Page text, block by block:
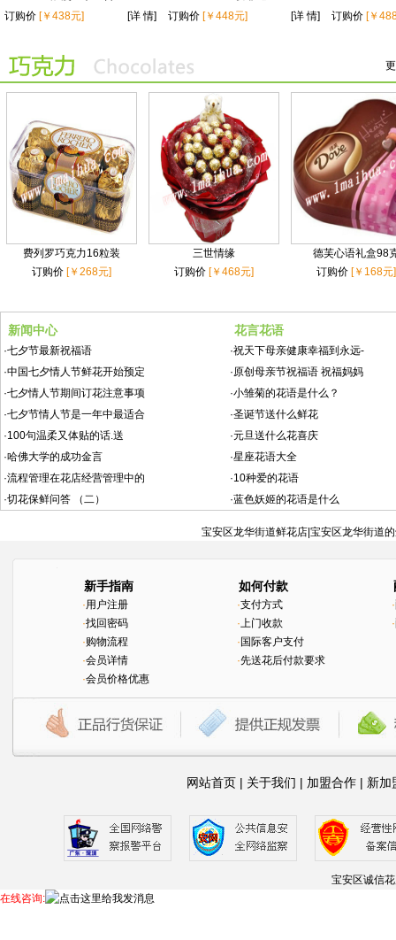
订购价 [￥438元] [详 情]
订购价 [￥448元] [详 情] 订购价 [￥
费列罗巧克力16粒装
订购价[￥268元]
三世情缘
订购价[￥468元]
德芙心语礼盒98
订购价[￥168元]
新闻中心
·七夕节最新祝福语
·中国七夕情人节鲜花开始预定
·七夕情人节期间订花注意事项
·七夕节情人节是一年中最适合
·100句温柔又体贴的话.送
·哈佛大学的成功金言
·流程管理在花店经营管理中的
·切花保鲜问答 （二）
花言花语
·祝天下母亲健康幸福到永远-
·原创母亲节祝福语 祝福妈妈
·小雏菊的花语是什么？
·圣诞节送什么鲜花
·元旦送什么花喜庆
·星座花语大全
·10种爱的花语
·蓝色妖姬的花语是什么
宝安区龙华街道鲜花店|宝安区龙华街道
新手指南
·用户注册
·找回密码
·购物流程
·会员详情
·会员价格优惠
如何付款
·支付方式
·上门收款
· 国际客户支付
·先送花后付款要求
·
·
网站首页 | 关于我们 | 加盟合作 | 新加
宝安区诚信
在线咨询: